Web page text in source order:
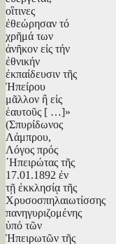
οἳτινες
ἐθεώρησαν τό
χρῆμά των
ἀνῆκον εἰς τήν
ἐθνικήν
ἐκπαίδευσιν τῆς
Ἠπείρου
μᾶλλον ἢ εἰς
ἑαυτοῦς [ …]»
(Σπυρίδωνος
Λάμπρου,
Λόγος πρός
΄Ηπειρώτας τῆς
17.01.1892 ἐν
τῇ ἐκκλησίᾳ τῆς
Χρυσοσπηλαιωτίσσης
πανηγυριζομένης
ὑπό τῶν
Ἠπειρωτῶν τῆς